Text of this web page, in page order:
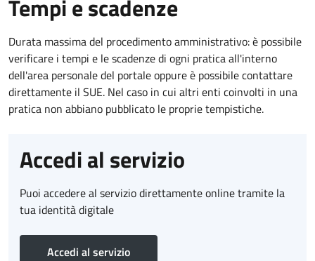
Tempi e scadenze
Durata massima del procedimento amministrativo: è possibile
verificare i tempi e le scadenze di ogni pratica all'interno
dell'area personale del portale oppure è possibile contattare
direttamente il SUE. Nel caso in cui altri enti coinvolti in una
pratica non abbiano pubblicato le proprie tempistiche.
Accedi al servizio
Puoi accedere al servizio direttamente online tramite la
tua identità digitale
Accedi al servizio